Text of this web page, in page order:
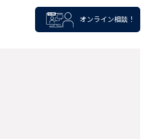
オンライン相談！